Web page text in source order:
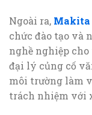
Ngoài ra, Makita
chức đào tạo và
nghề nghiệp
đại lý củng cố
môi trường làm
trách nhiệm với